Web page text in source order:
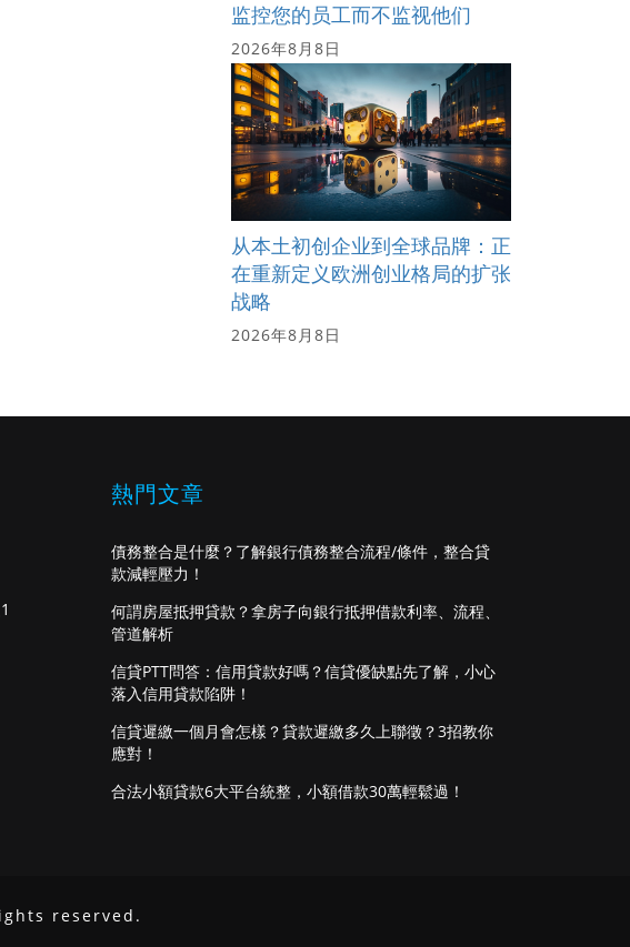
监控您的员工而不监视他们
2026年8月8日
从本土初创企业到全球品牌：正
在重新定义欧洲创业格局的扩张
战略
2026年8月8日
熱門文章
債務整合是什麼？了解銀行債務整合流程/條件，整合貸
款減輕壓力！
何謂房屋抵押貸款？拿房子向銀行抵押借款利率、流程、
管道解析
信貸PTT問答：信用貸款好嗎？信貸優缺點先了解，小心
落入信用貸款陷阱！
信貸遲繳一個月會怎樣？貸款遲繳多久上聯徵？3招教你
應對！
合法小額貸款6大平台統整，小額借款30萬輕鬆過！
reserved.